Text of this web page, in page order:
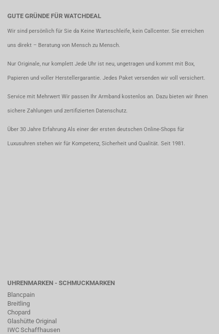
GUTE GRÜNDE FÜR WATCHDEAL
Wir sind persönlich für Sie da Keine Warteschleife, kein Callcenter. Sie erreichen
uns direkt – Beratung von Mensch zu Mensch.
Nur Originale, nur komplett Jede Uhr ist neu, ungetragen und kommt mit Box,
Papieren und voller Herstellergarantie. Jedes Paket versenden wir voll versichert.
Service mit Mehrwert Wir passen Ihr Armband kostenlos an. Dazu bieten wir Ihnen
sichere Zahlungen und zertifizierten Datenschutz.
Über 30 Jahre Erfahrung Als einer der ersten deutschen Online-Shops für
Luxusuhren stehen wir für Kompetenz, Sicherheit und Qualität. Seit 1981.
UHRENMARKEN - SCHMUCKMARKEN
Blancpain
Breitling
Chopard
Glashütte Original
IWC Schaffhausen